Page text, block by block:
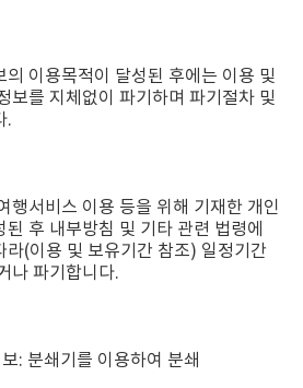
의 이용목적이 달성된 후에는 이용 및
보를 지체없이 파기하며 파기절차 및
.
행서비스 이용 등을 위해 기재한 개인
후 내부방침 및 기타 관련 법령에
라(이용 및 보유기간 참조) 일정기간
나 파기합니다.
: 분쇄기를 이용하여 분쇄